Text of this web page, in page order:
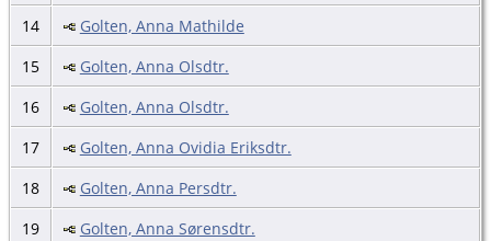
14
Golten, Anna Mathilde
15
Golten, Anna Olsdtr.
16
Golten, Anna Olsdtr.
17
Golten, Anna Ovidia Eriksdtr.
18
Golten, Anna Persdtr.
19
Golten, Anna Sørensdtr.